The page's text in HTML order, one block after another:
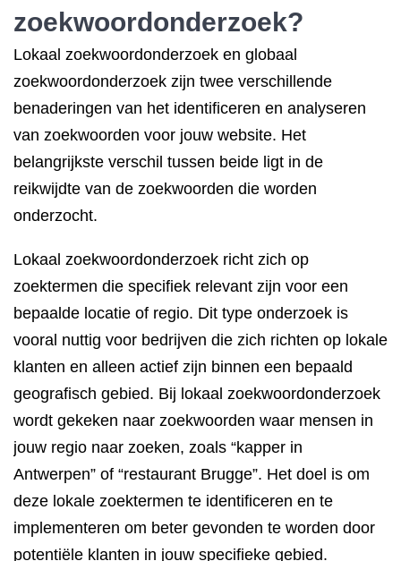
zoekwoordonderzoek?
Lokaal zoekwoordonderzoek en globaal
zoekwoordonderzoek zijn twee verschillende
benaderingen van het identificeren en analyseren
van zoekwoorden voor jouw website. Het
belangrijkste verschil tussen beide ligt in de
reikwijdte van de zoekwoorden die worden
onderzocht.
Lokaal zoekwoordonderzoek richt zich op
zoektermen die specifiek relevant zijn voor een
bepaalde locatie of regio. Dit type onderzoek is
vooral nuttig voor bedrijven die zich richten op lokale
klanten en alleen actief zijn binnen een bepaald
geografisch gebied. Bij lokaal zoekwoordonderzoek
wordt gekeken naar zoekwoorden waar mensen in
jouw regio naar zoeken, zoals “kapper in
Antwerpen” of “restaurant Brugge”. Het doel is om
deze lokale zoektermen te identificeren en te
implementeren om beter gevonden te worden door
potentiële klanten in jouw specifieke gebied.